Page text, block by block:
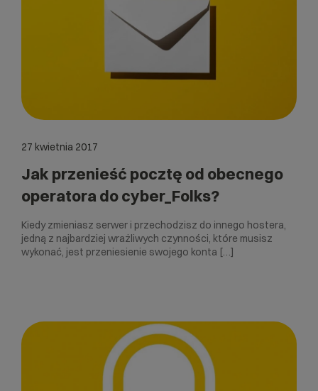
27 kwietnia 2017
Jak przenieść pocztę od obecnego
operatora do cyber_Folks?
Kiedy zmieniasz serwer i przechodzisz do innego hostera,
jedną z najbardziej wrażliwych czynności, które musisz
wykonać, jest przeniesienie swojego konta […]